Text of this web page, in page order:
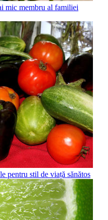
mic membru al familiei
pentru stil de viață sănătos